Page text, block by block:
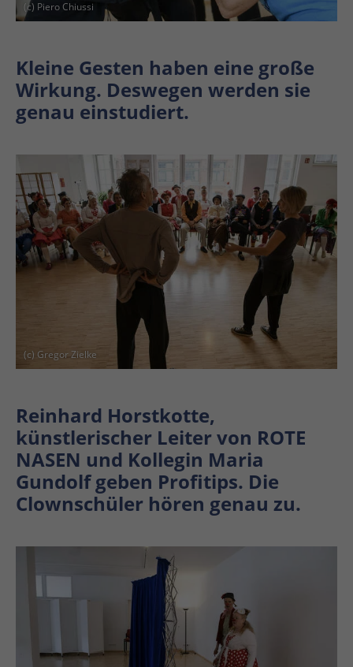
(c) Piero Chiussi
Kleine Gesten haben eine große
Wirkung. Deswegen werden sie
genau einstudiert.
(c) Gregor Zielke
Reinhard Horstkotte,
künstlerischer Leiter von ROTE
NASEN und Kollegin Maria
Gundolf geben Profitips. Die
Clownschüler hören genau zu.